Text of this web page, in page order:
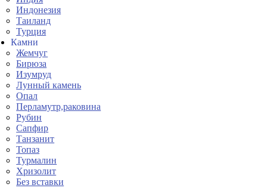
Индонезия
Таиланд
Турция
Камни
Жемчуг
Бирюза
Изумруд
Лунный камень
Опал
Перламутр,раковина
Рубин
Сапфир
Танзанит
Топаз
Турмалин
Хризолит
Без вставки